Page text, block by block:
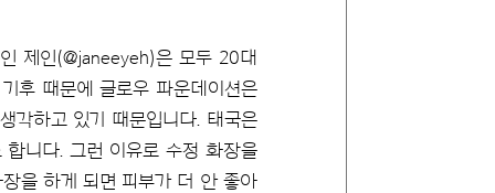
제인(@janeeyeh)은 모두 20대
후 때문에 글로우 파운데이션은
각하고 있기 때문입니다. 태국은
합니다. 그런 이유로 수정 화장을
을 하게 되면 피부가 더 안 좋아